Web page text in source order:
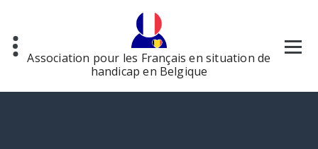
contenu
Association pour les Français en situation de
handicap en Belgique